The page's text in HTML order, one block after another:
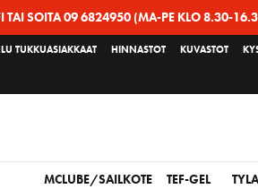
TAI SOITA 09 6824950 (MA-PE KLO 8.30-
TUKKUASIAKKAAT HINNASTOT KUVASTOT
MCLUBE/SAILKOTE TEF-GEL